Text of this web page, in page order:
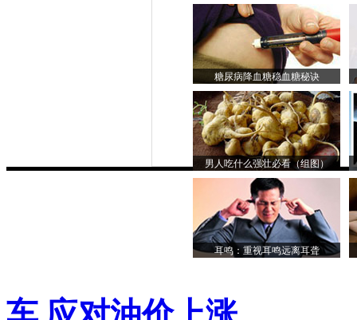
糖尿病降血糖稳血糖秘诀
男人吃什么强壮必看（组图）
耳鸣：重视耳鸣远离耳聋